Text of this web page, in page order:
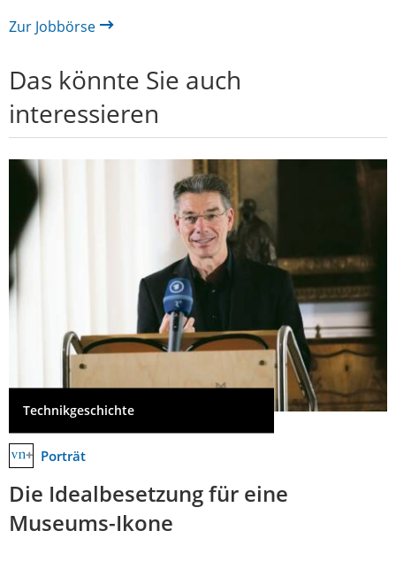
Zur Jobbörse
Das könnte Sie auch
interessieren
Technikgeschichte
Porträt
Die Idealbesetzung für eine
Museums-Ikone